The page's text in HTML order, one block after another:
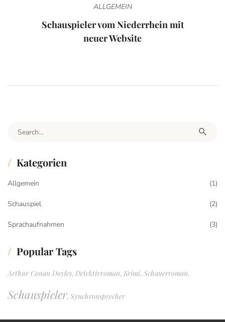
ALLGEMEIN
Schauspieler vom Niederrhein mit
neuer Website
Search for:
Kategorien
Allgemein (1)
Schauspiel (2)
Sprachaufnahmen (3)
Popular Tags
Arthur Conan Doyles, Detektivroman, Krimi, Schauerroman,
Schauspieler, Synchronsprecher